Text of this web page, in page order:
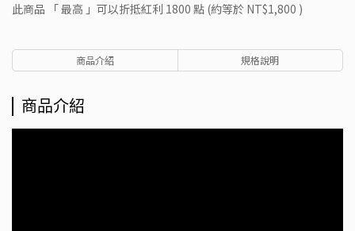
此商品 「 最高 」可以折抵紅利 1800 點 (約等於 NT$1,800 )
商品介紹 規格說明
商品介紹